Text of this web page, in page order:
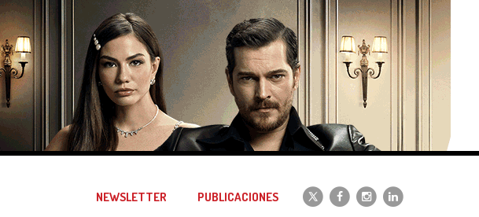
NEWSLETTER PUBLICACIONES